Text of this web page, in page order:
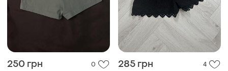
250 грн 0 285 грн 4